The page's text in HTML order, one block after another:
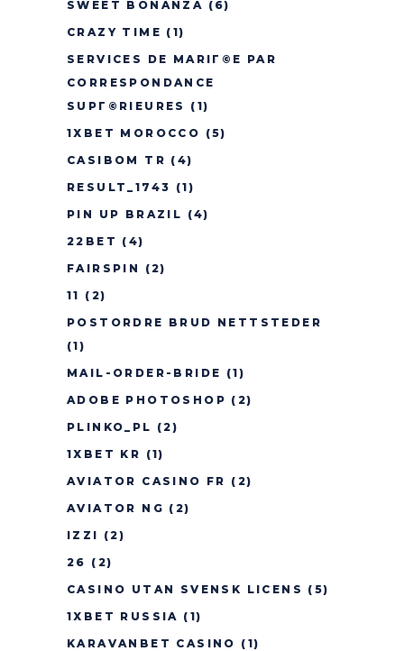
SWEET BONANZA (6)
CRAZY TIME (1)
SERVICES DE MARIГ©E PAR
CORRESPONDANCE
SUPГ©RIEURES
(1)
1XBET MOROCCO (5)
CASIBOM TR (4)
RESULT_1743 (1)
PIN UP BRAZIL (4)
22BET (4)
FAIRSPIN
(2)
11 (2)
POSTORDRE BRUD NETTSTEDER
(1)
MAIL-ORDER-BRIDE (1)
ADOBE PHOTOSHOP (2)
PLINKO_PL (2)
1XBET KR (1)
AVIATOR CASINO FR (2)
AVIATOR NG (2)
IZZI (2)
26 (2)
CASINO UTAN SVENSK LICENS (5)
1XBET RUSSIA (1)
KARAVANBET CASINO (1)